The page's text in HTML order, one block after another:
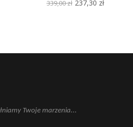
339,00 zł 237,30 zł
Twoje marzenia...